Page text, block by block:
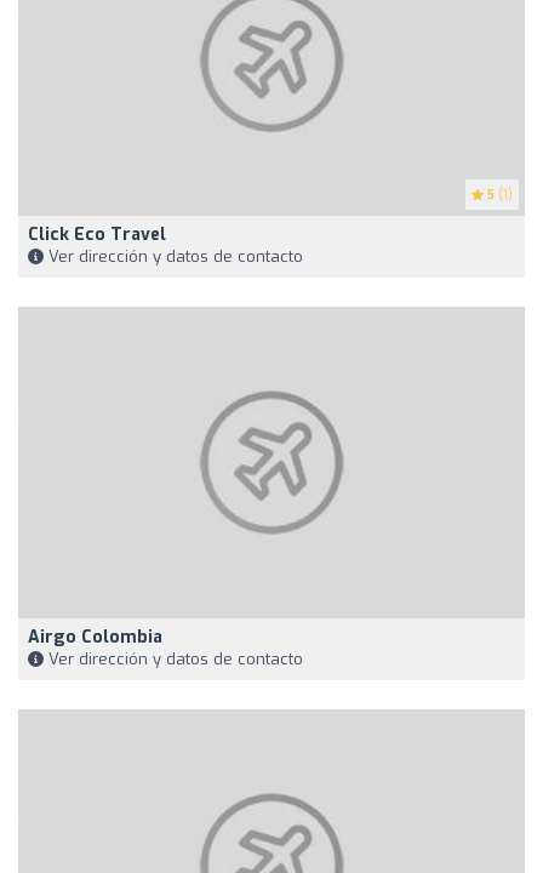
5 (1)
Click Eco Travel
Ver dirección y datos de contacto
Airgo Colombia
Ver dirección y datos de contacto